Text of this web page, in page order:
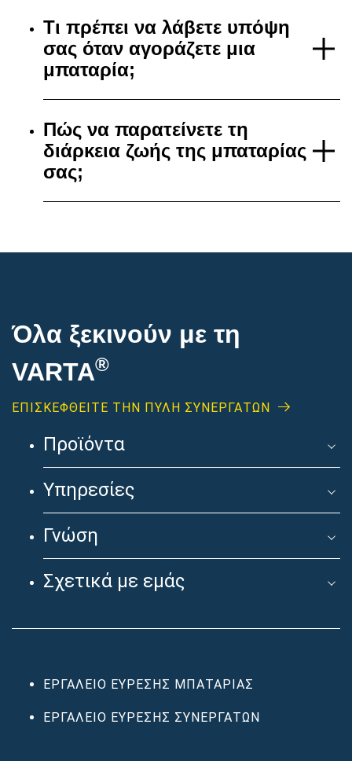
Τι πρέπει να λάβετε υπόψη
σας όταν αγοράζετε μια
μπαταρία;
Πώς να παρατείνετε τη
διάρκεια ζωής της μπαταρίας
σας;
Όλα ξεκινούν με τη
VARTA®
ΕΠΙΣΚΕΦΘΕΊΤΕ ΤΗΝ ΠΥΛΗ ΣΥΝΕΡΓΑΤΩΝ
Προϊόντα
Υπηρεσίες
Γνώση
Σχετικά με εμάς
ΕΡΓΑΛΕΊΟ ΕΎΡΕΣΗΣ ΜΠΑΤΑΡΊΑΣ
ΕΡΓΑΛΕΊΟ ΕΎΡΕΣΗΣ ΣΥΝΕΡΓΑΤΏΝ